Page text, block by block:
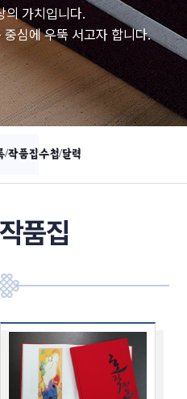
의 가치입니다.
심에 우뚝 서고자 합니다.
/작품집수첩/달력
품집